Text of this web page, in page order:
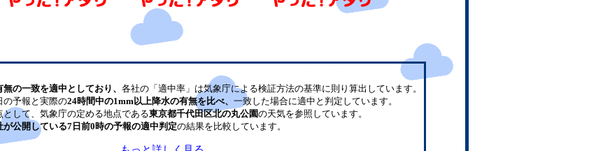
の一致を適中としており、 各社の「適中率」は気象庁による検証方法の基準に則り算出しています。
予報と実際の24時間中の1mm以上降水の有無を比べ、 一致した場合に適中と判定しています。
して、気象庁の定める地点である東京都千代田区北の丸公園の天気を参照しています。
が公開している7日前0時の予報の適中判定の結果を比較しています。